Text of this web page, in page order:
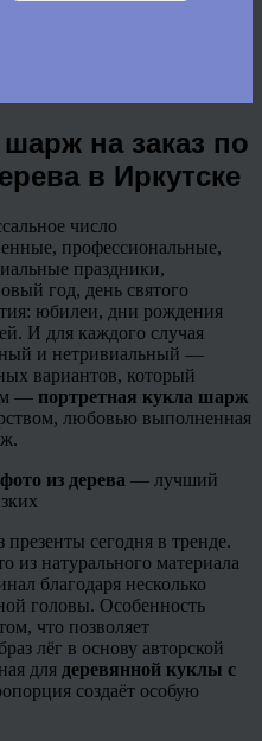
на заказ по
в Иркутске
число
профессиональные,
праздники,
год, день святого
юбилеи, дни рождения
И для каждого случая
и нетривиальный —
вариантов, который
— портретная кукла шарж
любовью выполненная
из дерева — лучший
сегодня в тренде.
из натурального материала
благодаря несколько
головы. Особенность
что позволяет
лёг в основу авторской
для деревянной куклы с
создаёт особую